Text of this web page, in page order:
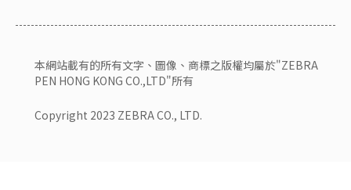
本網站載有的所有文字、圖像、商標之版權均屬於"ZEBRA
PEN HONG KONG CO.,LTD"所有
Copyright 2023 ZEBRA CO., LTD.